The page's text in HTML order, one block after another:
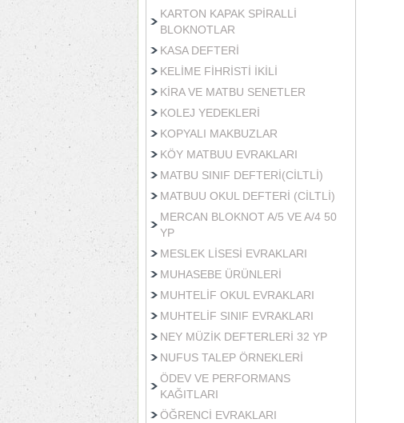
KARTON KAPAK SPİRALLİ
BLOKNOTLAR
KASA DEFTERİ
KELİME FİHRİSTİ İKİLİ
KİRA VE MATBU SENETLER
KOLEJ YEDEKLERİ
KOPYALI MAKBUZLAR
KÖY MATBUU EVRAKLARI
MATBU SINIF DEFTERİ(CİLTLİ)
MATBUU OKUL DEFTERİ (CİLTLİ)
MERCAN BLOKNOT A/5 VE A/4 50
YP
MESLEK LİSESİ EVRAKLARI
MUHASEBE ÜRÜNLERİ
MUHTELİF OKUL EVRAKLARI
MUHTELİF SINIF EVRAKLARI
NEY MÜZİK DEFTERLERİ 32 YP
NUFUS TALEP ÖRNEKLERİ
ÖDEV VE PERFORMANS
KAĞITLARI
ÖĞRENCİ EVRAKLARI